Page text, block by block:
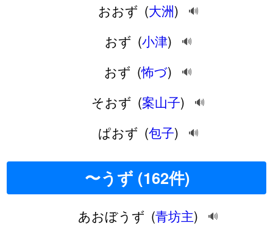
おおず (大洲) 🔊
おず (小津) 🔊
おず (怖づ) 🔊
そおず (案山子) 🔊
ぱおず (包子) 🔊
〜うず (162件)
あおぼうず (青坊主) 🔊